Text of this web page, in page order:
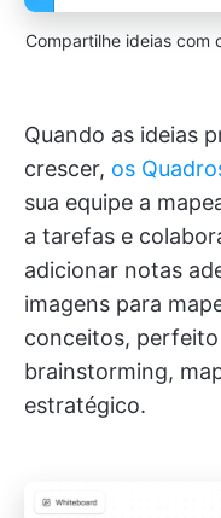
Compartilhe ideias com
Quando as ideias
crescer, os
sua equipe a
a tarefas e
adicionar notas
imagens para
conceitos,
brainstorming,
estratégico.